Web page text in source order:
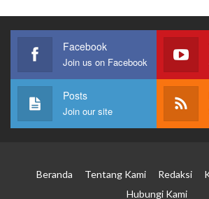
Facebook
Join us on Facebook
Posts
Join our site
Beranda Tentang Kami Redaksi
Hubungi Kami